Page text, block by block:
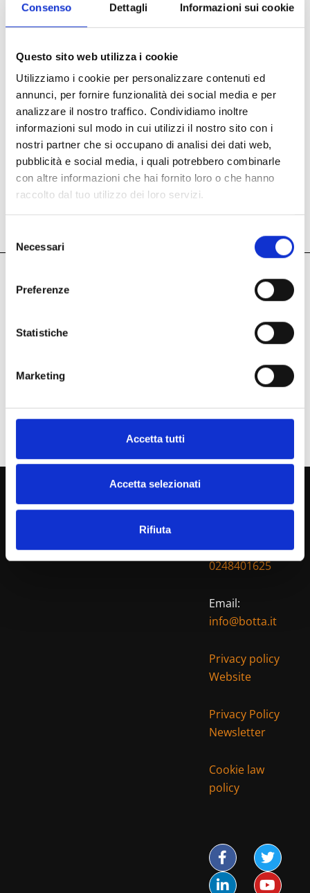
Consenso Dettagli Informazioni sui cookie
Questo sito web utilizza i cookie
Utilizziamo i cookie per personalizzare contenuti ed
annunci, per fornire funzionalità dei social media e per
analizzare il nostro traffico. Condividiamo inoltre
informazioni sul modo in cui utilizzi il nostro sito con i
nostri partner che si occupano di analisi dei dati web,
pubblicità e social media, i quali potrebbero combinarle
con altre informazioni che hai fornito loro o che hanno
raccolto dal tuo utilizzo dei loro servizi.
delNecessari
Preferenze
Statistiche
Marketing
Accetta tutti
Accetta selezionati
Rifiuta
Visit us!
BOTTA
Contact Us!
Phone:+39
0248401625
Email:
info@botta.it
Privacy policy
Website
Privacy Policy
Newsletter
Cookie law
policy